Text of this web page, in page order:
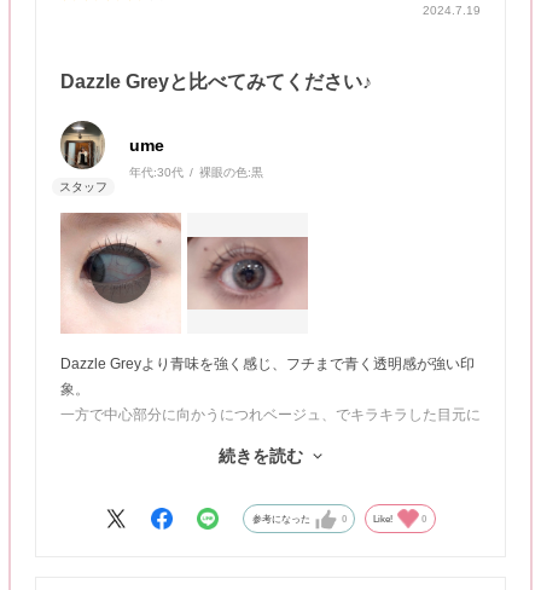
2024.7.19
Dazzle Greyと比べてみてください♪
ume
年代:30代 裸眼の色:黒
Dazzle Greyより青味を強く感じ、フチまで青く透明感が強い印
象。
一方で中心部分に向かうにつれベージュ、でキラキラした目元に
続きを読む
参考になった 0 Like! 0